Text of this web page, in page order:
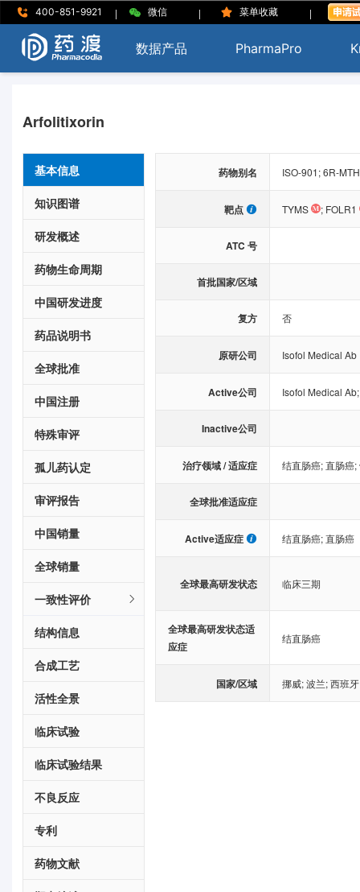
400-851-9921 | 微信 | 菜单收藏 |
数据产品 PharmaPro
Arfolitixorin
基本信息
知识图谱
研发概述
药物生命周期
中国研发进度
药品说明书
全球批准
中国注册
特殊审评
孤儿药认定
审评报告
中国销量
全球销量
一致性评价
结构信息
合成工艺
活性全景
临床试验
临床试验结果
不良反应
专利
药物文献
药物别名 ISO-901; 6R-
靶点 TYMS ; FOLR1
ATC 号
首批国家/区域
复方 否
原研公司 Isofol Medical Ab
Active公司 Isofol Medical Ab
Inactive公司
治疗领域 / 适应症 结直肠癌;直肠癌;
全球批准适应症
Active适应症 结直肠癌;直肠癌
全球最高研发状态 临床三期
全球最高研发状态适
应症
结直肠癌
国家/区域 挪威;波兰;西班牙